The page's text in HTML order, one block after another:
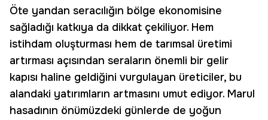
Öte yandan seracılığın bölge ekonomisine
sağladığı katkıya da dikkat çekiliyor. Hem
istihdam oluşturması hem de tarımsal üretimi
artırması açısından seraların önemli bir gelir
kapısı haline geldiğini vurgulayan üreticiler, bu
alandaki yatırımların artmasını umut ediyor. Marul
hasadının önümüzdeki günlerde de yoğun